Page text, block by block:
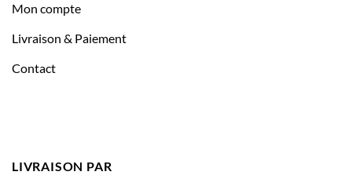
Mon compte
Livraison & Paiement
Contact
LIVRAISON PAR